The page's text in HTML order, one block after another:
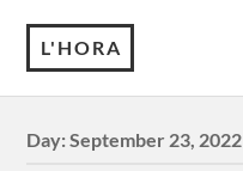
L'HORA
Day:September 23, 2022